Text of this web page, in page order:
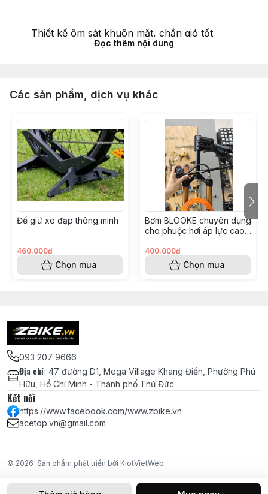
Thiết kế ôm sát khuôn mặt, chắn gió tốt
Găng tay ONEWAY ngắn ngón:
Lòng bàn tay có đệm gel chống trượt, giảm chấn
Vải lưới thoáng khí – không hầm nóng
Thiết kế thể thao, ôm tay – dễ điều khiển tay lái
Có size M, L, XL (tuỳ mẫu)
Túi đeo chéo ONEWAY:
Chất liệu vải chống nước nhẹ
Có ngăn chính và ngăn phụ tiện lợi
Dây đeo chắc chắn, có thể đeo trước ngực hoặc
sau lưng
Dùng khi đạp xe, đi chơi, tập gym
Đọc thêm nội dung
Các sản phẩm, dịch vụ khác
Đế giữ xe đạp thông minh
460.000đ
Chọn mua
Bơm BLOOKE chuyên dụng
cho phuộc hơi áp lực cao
minh
400.000đ
Chọn mua
093 207 9666
Địa chỉ: 47 đường D1, Mega Village Khang Điền, Phường Phú
Hữu, Hồ Chí Minh - Thành phố Thủ Đức
Kết nối
https://www.facebook.com/www.zbike.vn
acetop.vn@gmail.com
© 2026 Sản phẩm phát triển bởi KiotVietWeb